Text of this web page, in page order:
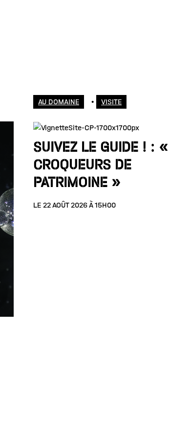
AU DOMAINE • VISITE
SUIVEZ LE GUIDE ! : «
CROQUEURS DE
PATRIMOINE »
LE 22 AOÛT 2026 À 15H00